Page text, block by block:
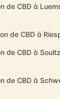
de CBD à
de CBD à
de CBD à
de CBD à